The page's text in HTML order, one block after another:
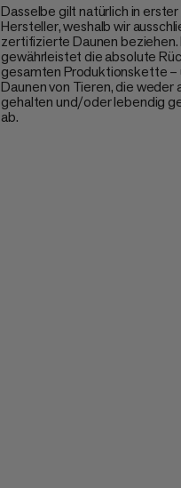
Dasselbe gilt natürlich in erster
Hersteller, weshalb wir
zertifizierte Daunen beziehen.
gewährleistet die absolute
gesamten Produktionskette –
Daunen von Tieren, die weder
gehalten und/oder lebendig
ab.